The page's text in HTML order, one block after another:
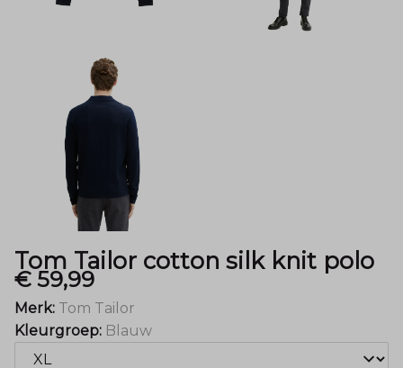
Menger
Mode
Tom Tailor cotton silk knit polo
€ 59,99
Merk: Tom Tailor
Kleurgroep: Blauw